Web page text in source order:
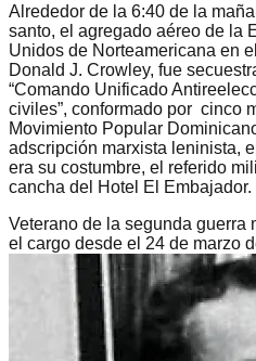
Alrededor de la 6:40 de la
santo, el agregado aéreo de la
Unidos de Norteamericana en
Donald J. Crowley, fue
“Comando Unificado
civiles”, conformado por cinco
Movimiento Popular
adscripción marxista leninista,
era su costumbre, el referido
cancha del Hotel El Embajador.
Veterano de la segunda
el cargo desde el 24 de marzo